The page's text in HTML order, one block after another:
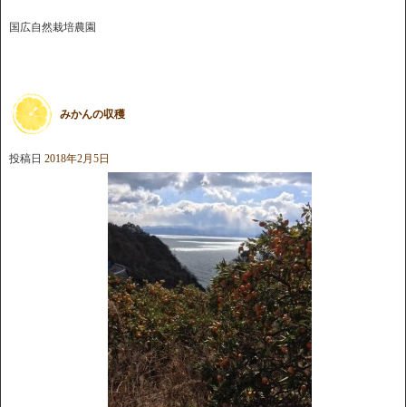
国広自然栽培農園
みかんの収穫
投稿日 2018年2月5日